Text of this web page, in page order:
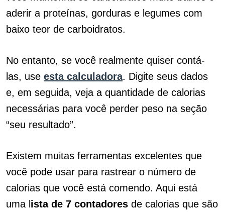
aderir a proteínas, gorduras e legumes com
baixo teor de carboidratos.
No entanto, se você realmente quiser contá-
las, use esta calculadora. Digite seus dados
e, em seguida, veja a quantidade de calorias
necessárias para você perder peso na seção
“seu resultado”.
Existem muitas ferramentas excelentes que
você pode usar para rastrear o número de
calorias que você está comendo. Aqui está
uma l ista de 7 contadores de calorias que são